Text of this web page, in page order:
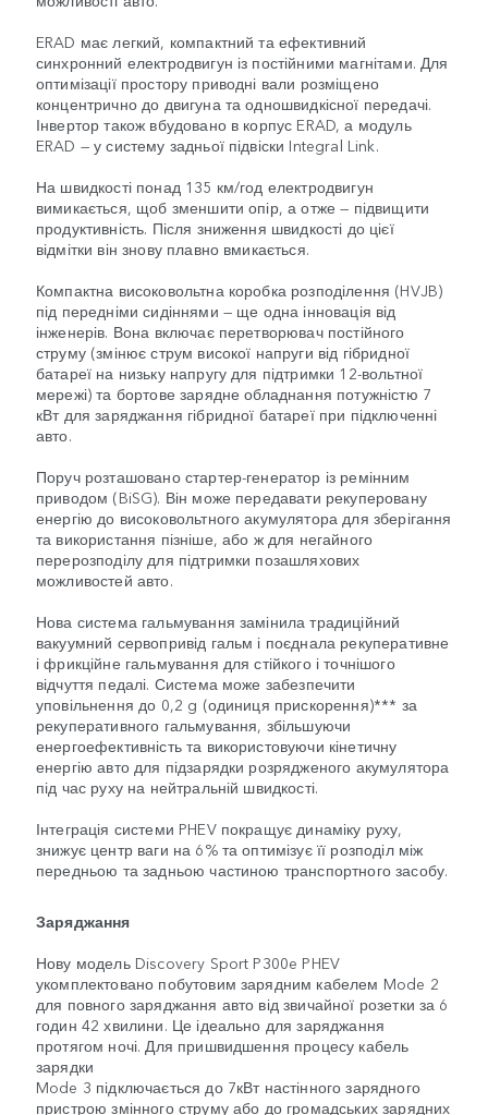
ERAD має легкий, компактний та ефективний
синхронний електродвигун із постійними магнітами. Для
оптимізації простору приводні вали розміщено
концентрично до двигуна та одношвидкісної передачі.
Інвертор також вбудовано в корпус ERAD, а модуль
ERAD — у систему задньої підвіски Integral Link.
На швидкості понад 135 км/год електродвигун
вимикається, щоб зменшити опір, а отже — підвищити
продуктивність. Після зниження швидкості до цієї
відмітки він знову плавно вмикається.
Компактна високовольтна коробка розподілення (HVJB)
під передніми сидіннями — ще одна інновація від
інженерів. Вона включає перетворювач постійного
струму (змінює струм високої напруги від гібридної
батареї на низьку напругу для підтримки 12-вольтної
мережі) та бортове зарядне обладнання потужністю 7
кВт для заряджання гібридної батареї при підключенні
авто.
Поруч розташовано стартер-генератор із ремінним
приводом (BiSG). Він може передавати рекуперовану
енергію до високовольтного акумулятора для зберігання
та використання пізніше, або ж для негайного
перерозподілу для підтримки позашляхових
можливостей авто.
Нова система гальмування замінила традиційний
вакуумний сервопривід гальм і поєднала рекуперативне
і фрикційне гальмування для стійкого і точнішого
відчуття педалі. Система може забезпечити
уповільнення до 0,2 g (одиниця прискорення)*** за
рекуперативного гальмування, збільшуючи
енергоефективність та використовуючи кінетичну
енергію авто для підзарядки розрядженого акумулятора
під час руху на нейтральній швидкості.
Інтеграція системи PHEV покращує динаміку руху,
знижує центр ваги на 6% та оптимізує її розподіл між
передньою та задньою частиною транспортного засобу.
Заряджання
Нову модель Discovery Sport P300e PHEV
укомплектовано побутовим зарядним кабелем Mode 2
для повного заряджання авто від звичайної розетки за 6
годин 42 хвилини. Це ідеально для заряджання
протягом ночі. Для пришвидшення процесу кабель
зарядки
Mode 3 підключається до 7кВт настінного зарядного
пристрою змінного струму або до громадських зарядних